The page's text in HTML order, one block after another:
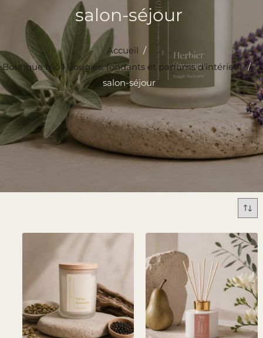
salon-séjour
Accueil /
Boutique Niõ | Bougies, fondants et parfums d’intérieur /
salon-séjour